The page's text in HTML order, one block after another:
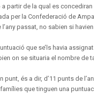
partir de la qual es
per la Confederació de
passat, no sabien si
que se’ls havia
on se situaria el nombre de
és a dir, d’11 punts de
que tinguen una